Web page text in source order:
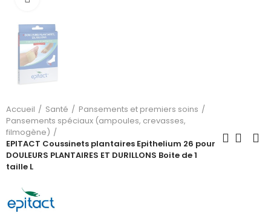
Accueil Santé
Pansements et premiers soins
Pansements spéciaux (ampoules, crevasses,
filmogène)
EPITACT Coussinets plantaires Epithelium 26 pour
DOULEURS PLANTAIRES ET DURILLONS Boite de 1
taille L